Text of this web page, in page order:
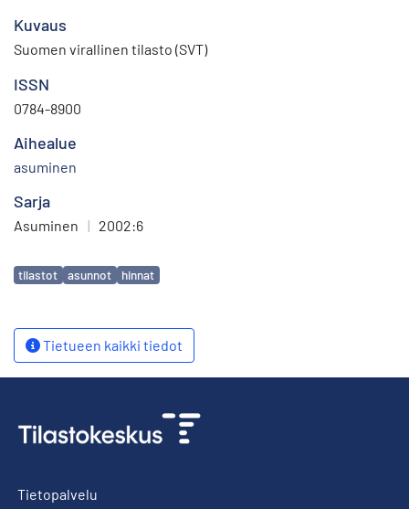
Kuvaus
Suomen virallinen tilasto (SVT)
ISSN
0784-8900
Aihealue
asuminen
Sarja
Asuminen | 2002:6
Avainsanat
tilastot asunnot hinnat
Tietueen kaikki tiedot
Tietopalvelu